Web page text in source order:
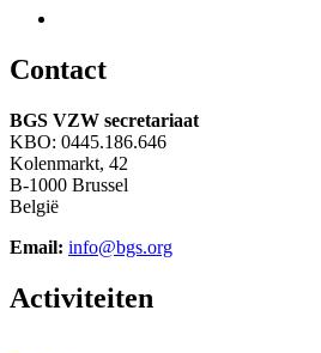
Contact
BGS VZW secretariaat
KBO: 0445.186.646
Kolenmarkt, 42
B-1000 Brussel
België
Email: info@bgs.org
Activiteiten